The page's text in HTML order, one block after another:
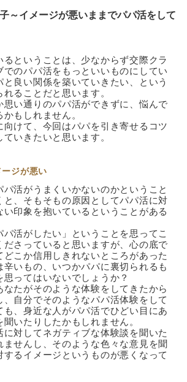
～イメージが悪いままでパパ活をして
るということは、少なからず交際クラ
でのパパ活をもっといいものにしてい
と良い関係を築いていきたい、という
ることだと思います。
思い通りのパパ活ができずに、悩んで
もしれません。
向けて、今回はパパを引き寄せるコツ
いきたいと思います。
ジが悪い
パ活がうまくいかないのかということ
と、そもそもの原因としてパパ活に対
い印象を抱いているということがある
活がしたい」ということを思ってこ
ださっていると思いますが、心の底で
どこか信用しきれないところがあった
辛いもの、いつかパパに裏切られるも
ってはいないでしょうか？
なたがそのような体験をしてきたから
、自分でそのようなパパ活体験をして
も、身近な人がパパ活でひどい目にあ
いたりしたかもしれません。
に対してネガティブな体験談を聞いた
ませんし、そのような色々な意見を聞
するイメージというものが悪くなって